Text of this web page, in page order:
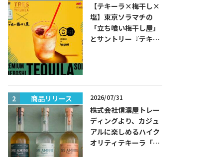
【テキーラ×梅干し×
塩】東京ソラマチの
「立ち喰い梅干し屋」
とサントリー『テキー
8月限定メニューに！
商品リリース 2026/07/31
株式会社信濃屋トレー
ディングより、カジュ
アルに楽しめるハイク
オリティテキーラ「ド